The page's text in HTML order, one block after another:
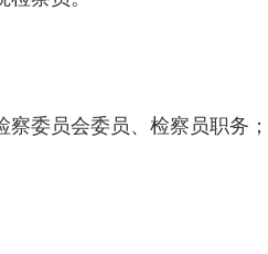
察委员会委员、检察员职